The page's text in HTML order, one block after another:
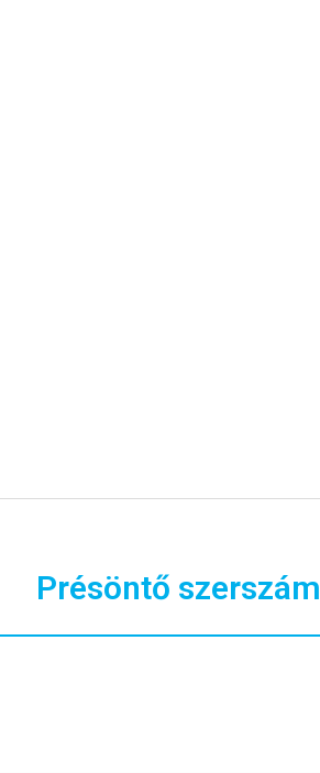
Présöntő szerszám